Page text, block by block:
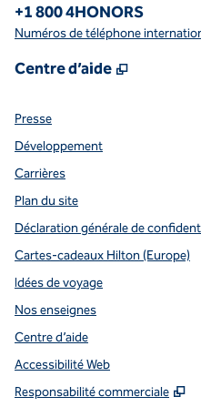
Téléphone :
+1 800 4HONORS
Numéros de téléphone
Centre d’aide ,
Presse
Développement
Carrières
Plan du site
Déclaration générale de
Cartes-cadeaux Hilton (Europe)
Idées de voyage
Nos enseignes
Centre d’aide
Accessibilité Web
Responsabilité commerciale
,